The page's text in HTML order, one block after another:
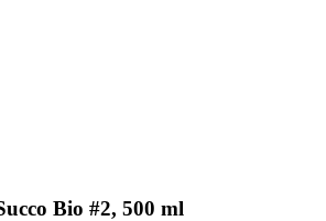
Bio #2, 500 ml